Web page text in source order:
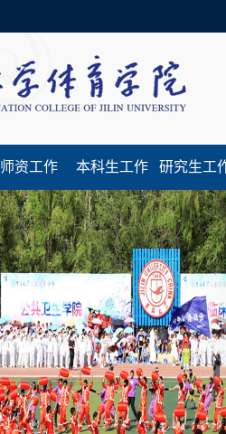
师资工作 本科生工作 研究生工